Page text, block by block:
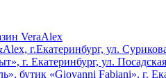
VeraAlex
г.Екатеринбург, ул.
г. Екатеринбург, ул.
бутик «Giovanni Fabiani», г.